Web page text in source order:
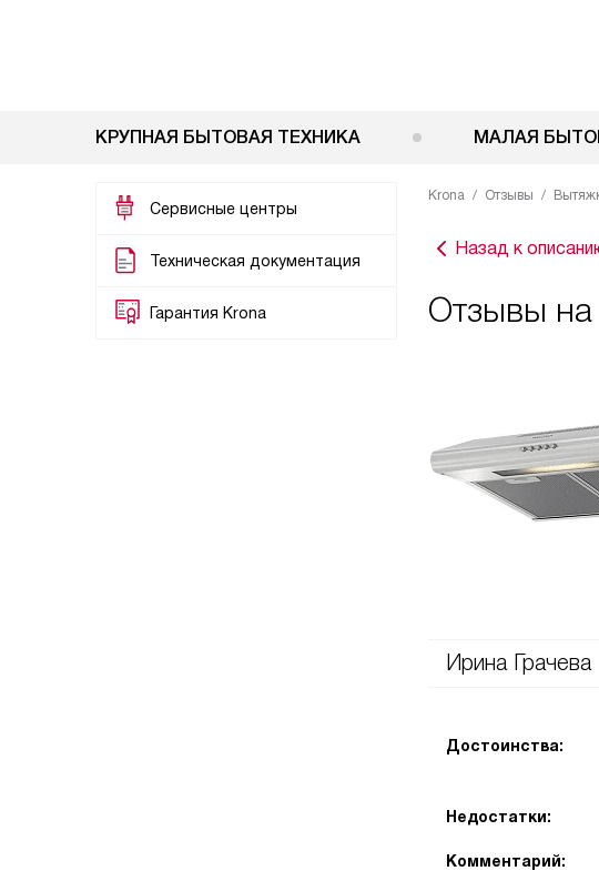
КРУПНАЯ БЫТОВАЯ ТЕХНИКА МАЛАЯ
Сервисные центры
Техническая документация
Гарантия Krona
Krona Отзывы
Назад к
Отзывы на
Ирина Грачева
Достоинства:
Недостатки:
Комментарий: